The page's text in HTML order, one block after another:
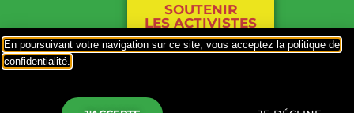
SOUTENIR
LES ACTIVISTES
D’HANDI-SOCIAL
Politique de confidentialité
En poursuivant votre navigation sur ce site, vous acceptez la politique de
confidentialité.